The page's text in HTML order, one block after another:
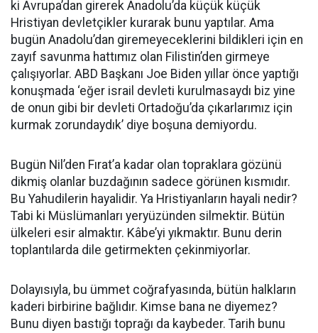
ki Avrupa’dan girerek Anadolu’da küçük küçük
Hristiyan devletçikler kurarak bunu yaptılar. Ama
bugün Anadolu’dan giremeyeceklerini bildikleri için en
zayıf savunma hattımız olan Filistin’den girmeye
çalışıyorlar. ABD Başkanı Joe Biden yıllar önce yaptığı
konuşmada ‘eğer israil devleti kurulmasaydı biz yine
de onun gibi bir devleti Ortadoğu’da çıkarlarımız için
kurmak zorundaydık’ diye boşuna demiyordu.
Bugün Nil’den Fırat’a kadar olan topraklara gözünü
dikmiş olanlar buzdağının sadece görünen kısmıdır.
Bu Yahudilerin hayalidir. Ya Hristiyanların hayali nedir?
Tabi ki Müslümanları yeryüzünden silmektir. Bütün
ülkeleri esir almaktır. Kâbe’yi yıkmaktır. Bunu derin
toplantılarda dile getirmekten çekinmiyorlar.
Dolayısıyla, bu ümmet coğrafyasında, bütün halkların
kaderi birbirine bağlıdır. Kimse bana ne diyemez?
Bunu diyen bastığı toprağı da kaybeder. Tarih bunu